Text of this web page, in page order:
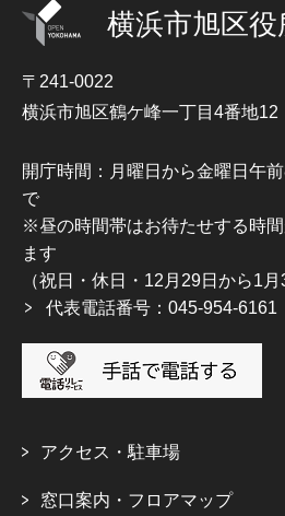
横浜市旭区役
〒241-0022
横浜市旭区鶴ケ峰一丁目4番地12
開庁時間：月曜日から金曜日午
で
※昼の時間帯はお待たせする時
ます
（祝日・休日・12月29日から1月
代表電話番号：045-954-6161
アクセス・駐車場
窓口案内・フロアマップ